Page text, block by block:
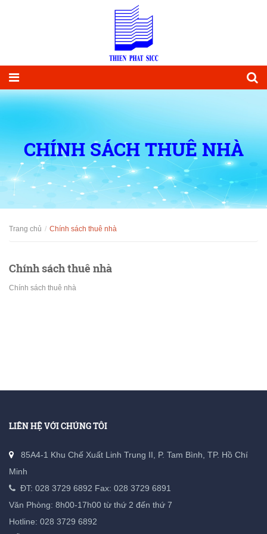
CHÍNH SÁCH THUÊ NHÀ
Trang chủ Chính sách thuê nhà
Chính sách thuê nhà
Chính sách thuê nhà
LIÊN HỆ VỚI CHÚNG TÔI
85A4-1 Khu Chế Xuất Linh Trung II, P. Tam Bình, TP. Hồ Chí
Minh
ĐT: 028 3729 6892 Fax: 028 3729 6891
Văn Phòng: 8h00-17h00 từ thứ 2 đến thứ 7
Hotline: 028 3729 6892